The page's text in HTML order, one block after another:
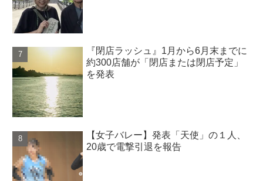
『閉店ラッシュ』1月から6月末までに
約300店舗が「閉店または閉店予定」
を発表
【女子バレー】発表「天使」の１人、
20歳で電撃引退を報告